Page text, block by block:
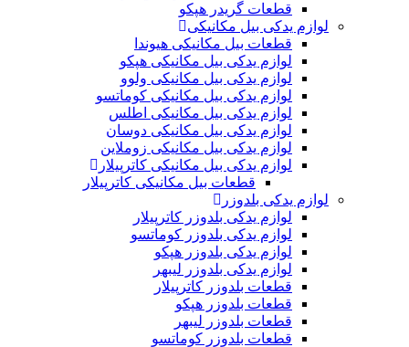
قطعات گریدر هپکو
لوازم یدکی بیل مکانیکی
قطعات بیل مکانیکی هیوندا
لوازم یدکی بیل مکانیکی هپکو
لوازم یدکی بیل مکانیکی ولوو
لوازم یدکی بیل مکانیکی کوماتسو
لوازم یدکی بیل مکانیکی اطلس
لوازم یدکی بیل مکانیکی دوسان
لوازم یدکی بیل مکانیکی زوملاین
لوازم یدکی بیل مکانیکی کاترپیلار
قطعات بیل مکانیکی کاترپیلار
لوازم یدکی بلدوزر
لوازم یدکی بلدوزر کاترپیلار
لوازم یدکی بلدوزر کوماتسو
لوازم یدکی بلدوزر هپکو
لوازم یدکی بلدوزر لیبهر
قطعات بلدوزر کاترپیلار
قطعات بلدوزر هپکو
قطعات بلدوزر لیبهر
قطعات بلدوزر کوماتسو